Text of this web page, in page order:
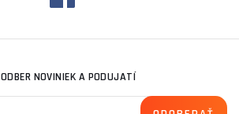
ODBER NOVINIEK A PODUJATÍ